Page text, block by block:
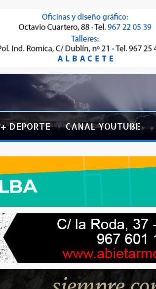
+ DEPORTE CANAL YOUTUBE